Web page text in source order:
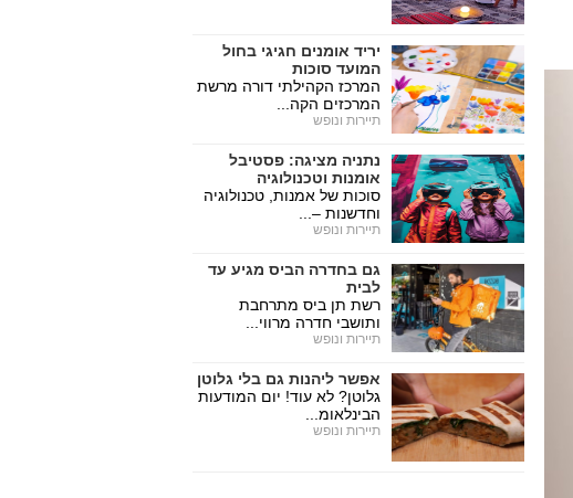
יריד אומנים חגיגי בחול
המועד סוכות
המרכז הקהילתי דורה מרשת
המרכזים הקה...
תיירות ונופש
נתניה מציגה: פסטיבל
אומנות וטכנולוגיה
סוכות של אמנות, טכנולוגיה
וחדשנות –...
תיירות ונופש
גם בחדרה הביס מגיע עד
לבית
רשת תן ביס מתרחבת
ותושבי חדרה מרווי...
תיירות ונופש
אפשר ליהנות גם בלי גלוטן
גלוטן? לא עוד! יום המודעות
הבינלאומ...
תיירות ונופש